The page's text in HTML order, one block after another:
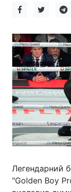
Легендарний
"Golden Boy